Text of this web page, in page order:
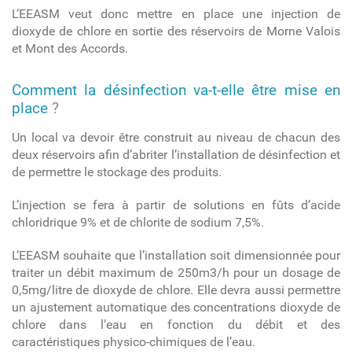
L’EEASM veut donc mettre en place une injection de
dioxyde de chlore en sortie des réservoirs de Morne Valois
et Mont des Accords.
Comment la désinfection va-t-elle être mise en
place ?
Un local va devoir être construit au niveau de chacun des
deux réservoirs afin d’abriter l’installation de désinfection et
de permettre le stockage des produits.
L’injection se fera à partir de solutions en fûts d’acide
chloridrique 9% et de chlorite de sodium 7,5%.
L’EEASM souhaite que l’installation soit dimensionnée pour
traiter un débit maximum de 250m3/h pour un dosage de
0,5mg/litre de dioxyde de chlore. Elle devra aussi permettre
un ajustement automatique des concentrations dioxyde de
chlore dans l’eau en fonction du débit et des
caractéristiques physico-chimiques de l’eau.